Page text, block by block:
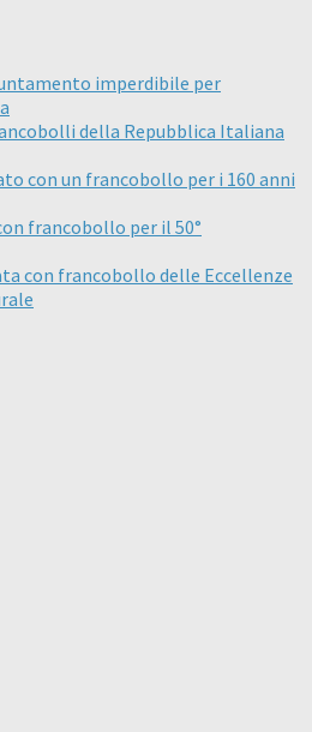
imperdibile per
della Repubblica Italiana
con un francobollo per i 160 anni
francobollo per il 50°
con francobollo delle Eccellenze